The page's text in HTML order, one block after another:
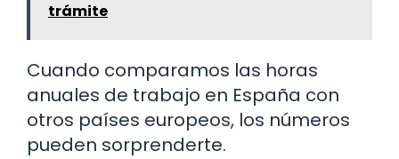
trámite
Cuando comparamos las horas
anuales de trabajo en España con
otros países europeos, los números
pueden sorprenderte.